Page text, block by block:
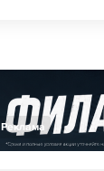
Реклама